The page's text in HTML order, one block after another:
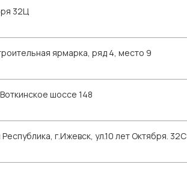
32Ц
ярмарка, ряд 4, место 9
шоссе 148
г.Ижевск, ул.10 лет Октября. 32С